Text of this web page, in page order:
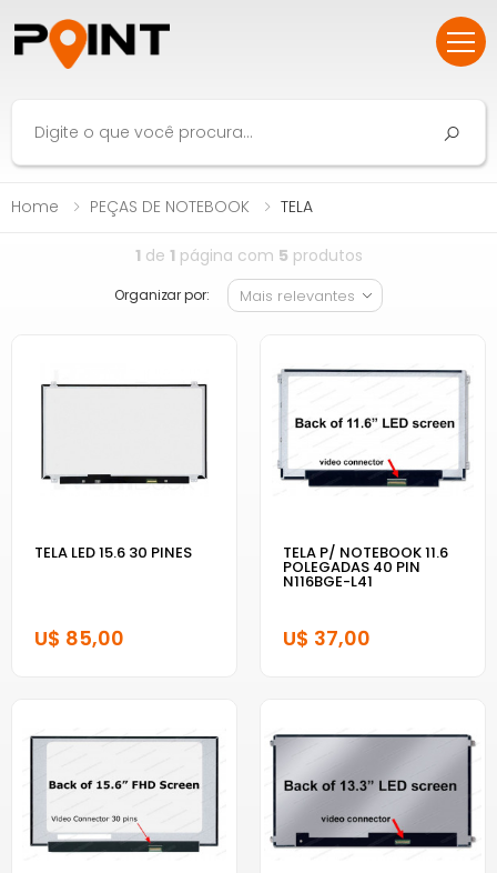
Home PEÇAS DE NOTEBOOK TELA
1 de 1 página com 5 produtos
Organizar por:
TELA LED 15.6 30 PINES
U$ 85,00
TELA P/ NOTEBOOK 11.6
POLEGADAS 40 PIN
N116BGE-L41
U$ 37,00